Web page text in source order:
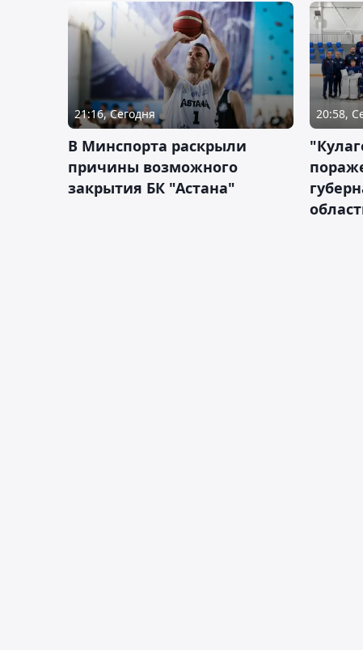
21:16, Сегодня
В Минспорта раскрыли
причины возможного
закрытия БК "Астана"
20:58,